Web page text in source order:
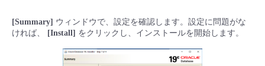
[Summary] ウィンドウで、設定を確認します。設定に問題がな
ければ、
[Install] をクリックし、インストールを開始します。